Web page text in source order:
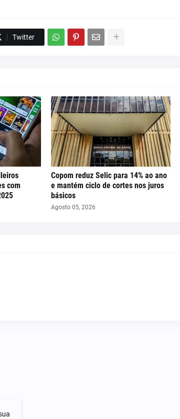
Twitter
com
Copom reduz Selic para 14% ao ano
e mantém ciclo de cortes nos juros
básicos
Agosto 05, 2026